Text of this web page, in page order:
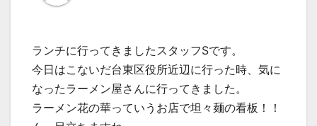
ランチに行ってきましたスタッフSです。
今日はこないだ台東区役所近辺に行った時、気に
なったラーメン屋さんに行ってきました。
ラーメン花の華っていうお店で坦々麺の看板！！